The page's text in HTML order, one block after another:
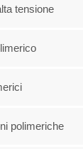
tensione
polimeriche